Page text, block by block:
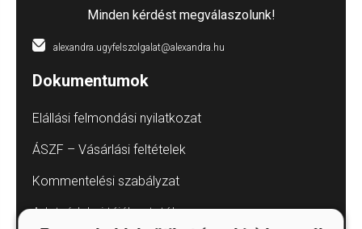
Minden kérdést megválaszolunk!
alexandra.ugyfelszolgalat@alexandra.hu
Dokumentumok
Elállási felmondási nyilatkozat
ÁSZF – Vásárlási feltételek
Kommentelési szabályzat
Adatvédelmi tájékoztatók